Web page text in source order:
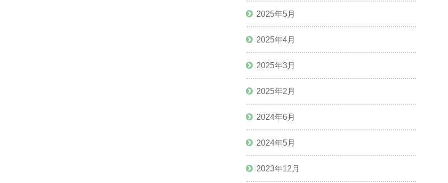
2025年5月
2025年4月
2025年3月
2025年2月
2024年6月
2024年5月
2023年12月